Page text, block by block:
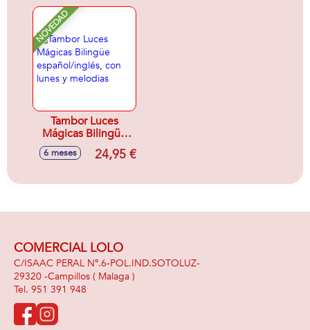
NOVEDAD
Tambor Luces
Mágicas Bilingüe
español/inglés, con
lunes y melodias
6 meses 24,95 €
COMERCIAL LOLO
C/ISAAC PERAL Nº.6-POL.IND.SOTOLUZ-
29320 -Campillos ( Malaga )
951 391 948